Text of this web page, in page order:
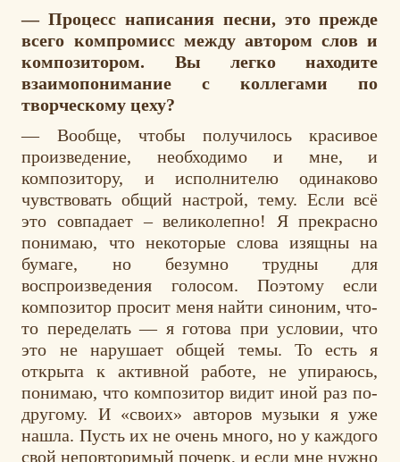
— Процесс написания песни, это прежде
всего компромисс между автором слов и
композитором. Вы легко находите
взаимопонимание с коллегами по
творческому цеху?
— Вообще, чтобы получилось красивое
произведение, необходимо и мне, и
композитору, и исполнителю одинаково
чувствовать общий настрой, тему. Если всё
это совпадает – великолепно! Я прекрасно
понимаю, что некоторые слова изящны на
бумаге, но безумно трудны для
воспроизведения голосом. Поэтому если
композитор просит меня найти синоним, что-
то переделать — я готова при условии, что
это не нарушает общей темы. То есть я
открыта к активной работе, не упираюсь,
понимаю, что композитор видит иной раз по-
другому. И «своих» авторов музыки я уже
нашла. Пусть их не очень много, но у каждого
свой неповторимый почерк, и если мне нужно